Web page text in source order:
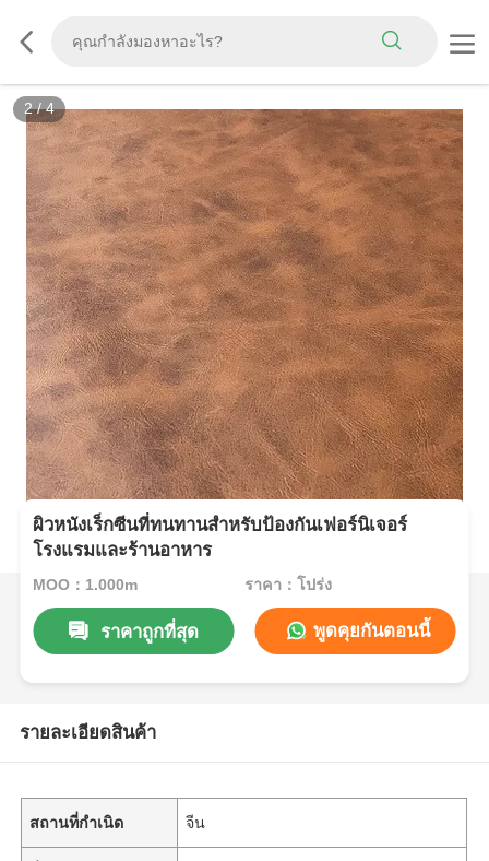
3/4
ผิวหนังเร็กซีนที่ทนทานสําหรับป้องกันเฟอร์นิเจอร์
โรงแรมและร้านอาหาร
MOQ：1,000m ราคา：โปร่ง
ราคาถูกที่สุด พูดคุยกันตอนนี้
รายละเอียดสินค้า
สถานที่กำเนิด จีน